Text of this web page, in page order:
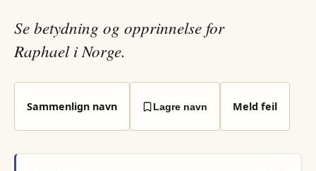
Se betydning og opprinnelse for
Raphael i Norge.
Sammenlign navn Lagre navn Meld feil